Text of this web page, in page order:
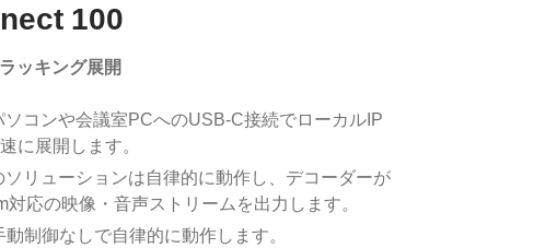
100
ッキング展開
ソコンや会議室PCへのUSB-C接続でローカルIP
に展開します。
ソリューションは自律的に動作し、デコーダーが
対応の映像・音声ストリームを出力します。
制御なしで自律的に動作します。